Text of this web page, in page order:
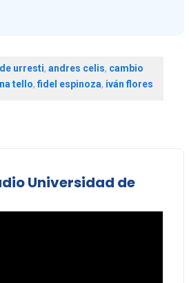
urresti, andres celis, cambio
tello, fidel espinoza, iván flores
Universidad de